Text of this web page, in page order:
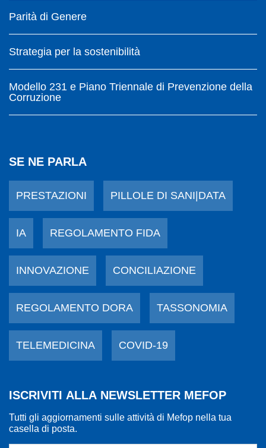
Parità di Genere
Strategia per la sostenibilità
Modello 231 e Piano Triennale di Prevenzione della
Corruzione
SE NE PARLA
PRESTAZIONI PILLOLE DI SANI|DATA
IA REGOLAMENTO FIDA
INNOVAZIONE CONCILIAZIONE
REGOLAMENTO DORA TASSONOMIA
TELEMEDICINA COVID-19
ISCRIVITI ALLA NEWSLETTER MEFOP
Tutti gli aggiornamenti sulle attività di Mefop nella tua
casella di posta.